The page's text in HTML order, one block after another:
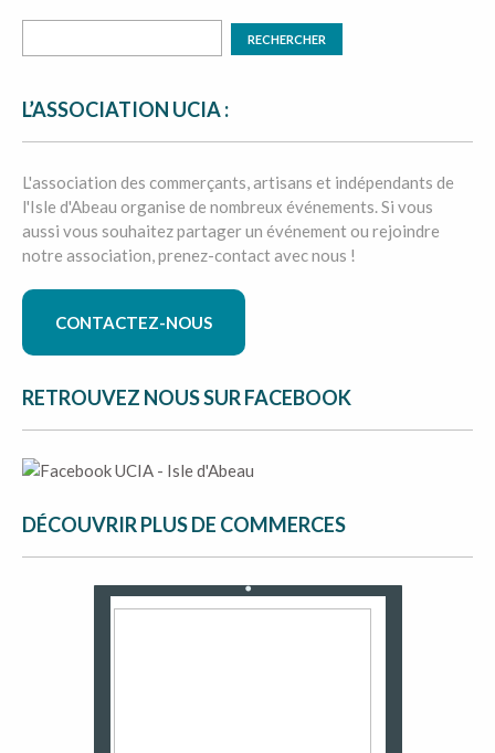
L’ASSOCIATION UCIA :
L'association des commerçants, artisans et indépendants de
l'Isle d'Abeau organise de nombreux événements. Si vous
aussi vous souhaitez partager un événement ou rejoindre
notre association, prenez-contact avec nous !
CONTACTEZ-NOUS
RETROUVEZ NOUS SUR FACEBOOK
DÉCOUVRIR PLUS DE COMMERCES